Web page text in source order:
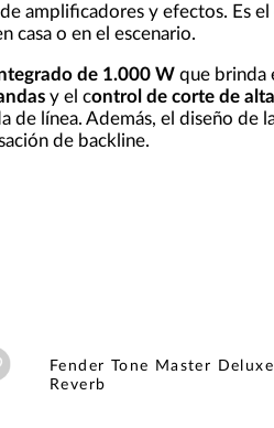
amplificadores y efectos. Es
casa o en el escenario.
de 1.000 Wque brinda
y el control de corte de
de línea. Además, el diseño de
de backline.
Añadir a wishlist
Fender Tone Master Deluxe
Reverb